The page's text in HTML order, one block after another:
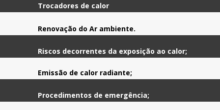
Trocadores de calor
Renovação do Ar ambiente.
Riscos decorrentes da exposição ao calor;
Emissão de calor radiante;
Procedimentos de emergência;